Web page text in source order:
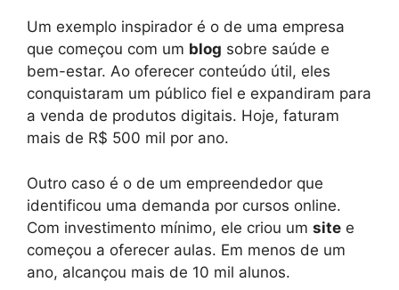
Um exemplo inspirador é o de uma empresa
que começou com um blog sobre saúde e
bem-estar. Ao oferecer conteúdo útil, eles
conquistaram um público fiel e expandiram para
a venda de produtos digitais. Hoje, faturam
mais de R$ 500 mil por ano.
Outro caso é o de um empreendedor que
identificou uma demanda por cursos online.
Com investimento mínimo, ele criou um site e
começou a oferecer aulas. Em menos de um
ano, alcançou mais de 10 mil alunos.